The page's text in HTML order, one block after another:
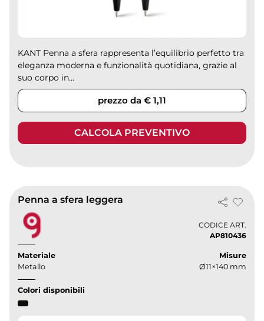
KANT Penna a sfera rappresenta l’equilibrio perfetto tra
eleganza moderna e funzionalità quotidiana, grazie al
suo corpo in...
prezzo da € 1,11
CALCOLA PREVENTIVO
Penna a sfera leggera
CODICE ART.
AP810436
Materiale
Metallo
Misure
Ø11×140 mm
Colori disponibili